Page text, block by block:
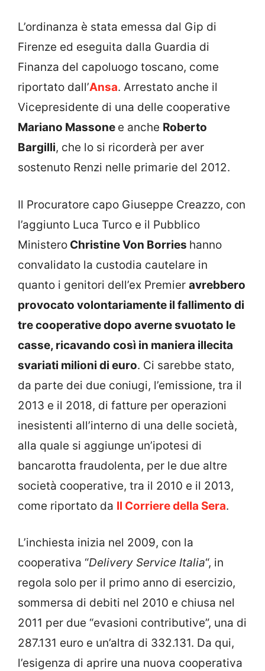
L’ordinanza è stata emessa dal Gip di
Firenze ed eseguita dalla Guardia di
Finanza del capoluogo toscano, come
riportato dall’Ansa. Arrestato anche il
Vicepresidente di una delle cooperative
Mariano Massone e anche Roberto
Bargilli, che lo si ricorderà per aver
sostenuto Renzi nelle primarie del 2012.
Il Procuratore capo Giuseppe Creazzo, con
l’aggiunto Luca Turco e il Pubblico
Ministero Christine Von Borries hanno
convalidato la custodia cautelare in
quanto i genitori dell’ex Premier avrebbero
provocato volontariamente il fallimento di
tre cooperative dopo averne svuotato le
casse, ricavando così in maniera illecita
svariati milioni di euro. Ci sarebbe stato,
da parte dei due coniugi, l’emissione, tra il
2013 e il 2018, di fatture per operazioni
inesistenti all’interno di una delle società,
alla quale si aggiunge un’ipotesi di
bancarotta fraudolenta, per le due altre
società cooperative, tra il 2010 e il 2013,
come riportato da Il Corriere della Sera.
L’inchiesta inizia nel 2009, con la
cooperativa “Delivery Service Italia“, in
regola solo per il primo anno di esercizio,
sommersa di debiti nel 2010 e chiusa nel
2011 per due “evasioni contributive”, una di
287.131 euro e un’altra di 332.131. Da qui,
l’esigenza di aprire una nuova cooperativa